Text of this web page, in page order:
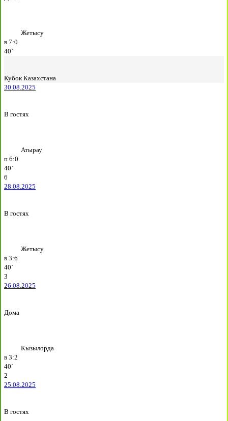
Жетысу
в 7:0
40`
Кубок Казахстана
30.08.2025
В гостях
Атырау
п 6:0
40`
6
28.08.2025
В гостях
Жетысу
в 3:6
40`
3
26.08.2025
Дома
Кызылорда
в 3:2
40`
2
25.08.2025
В гостях